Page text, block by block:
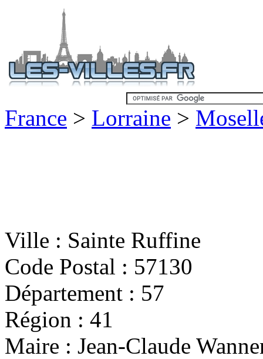
France > Lorraine >
Ville : Sainte Ruffine
Code Postal : 57130
Département : 57
Région : 41
Maire : Jean-Claude